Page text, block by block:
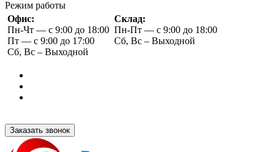
Режим работы
Офис:
Пн-Чт — с 9:00 до 18:00
Пт — с 9:00 до 17:00
Сб, Вс – Выходной
Склад:
Пн-Пт — с 9:00 до 18:00
Сб, Вс – Выходной
Заказать звонок